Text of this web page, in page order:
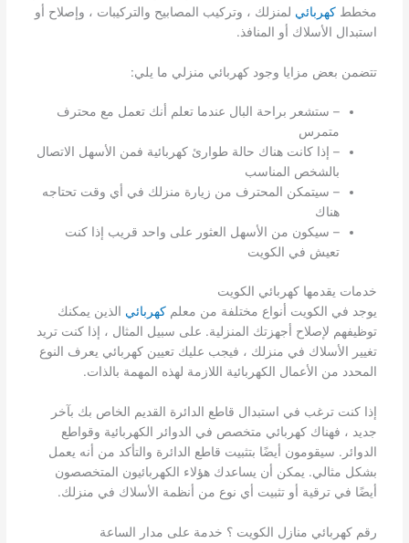
مخطط كهربائي لمنزلك ، وتركيب المصابيح والتركيبات ، وإصلاح أو
استبدال الأسلاك أو المنافذ.
تتضمن بعض مزايا وجود كهربائي منزلي ما يلي:
– ستشعر براحة البال عندما تعلم أنك تعمل مع محترف
متمرس
– إذا كانت هناك حالة طوارئ كهربائية فمن الأسهل الاتصال
بالشخص المناسب
– سيتمكن المحترف من زيارة منزلك في أي وقت تحتاجه
هناك
– سيكون من الأسهل العثور على واحد قريب إذا كنت
تعيش في الكويت
خدمات يقدمها كهربائي الكويت
يوجد في الكويت أنواع مختلفة من معلم كهربائي الذين يمكنك
توظيفهم لإصلاح أجهزتك المنزلية. على سبيل المثال ، إذا كنت تريد
تغيير الأسلاك في منزلك ، فيجب عليك تعيين كهربائي يعرف النوع
المحدد من الأعمال الكهربائية اللازمة لهذه المهمة بالذات.
إذا كنت ترغب في استبدال قاطع الدائرة القديم الخاص بك بآخر
جديد ، فهناك كهربائي متخصص في الدوائر الكهربائية وقواطع
الدوائر. سيقومون أيضًا بتثبيت قاطع الدائرة والتأكد من أنه يعمل
بشكل مثالي. يمكن أن يساعدك هؤلاء الكهربائيون المتخصصون
أيضًا في ترقية أو تثبيت أي نوع من أنظمة الأسلاك في منزلك.
رقم كهربائي منازل الكويت ؟ خدمة على مدار الساعة